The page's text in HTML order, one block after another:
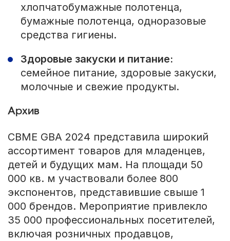
хлопчатобумажные полотенца,
бумажные полотенца, одноразовые
средства гигиены.
Здоровые закуски и питание:
семейное питание, здоровые закуски,
молочные и свежие продукты.
Архив
CBME GBA 2024 представила широкий
ассортимент товаров для младенцев,
детей и будущих мам. На площади 50
000 кв. м участвовали более 800
экспонентов, представившие свыше 1
000 брендов. Мероприятие привлекло
35 000 профессиональных посетителей,
включая розничных продавцов,